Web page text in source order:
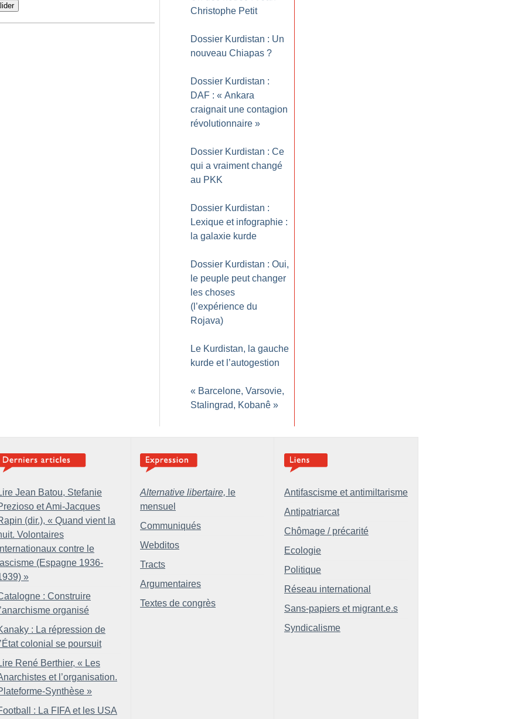
Christophe Petit
Dossier Kurdistan : Un
nouveau Chiapas ?
Dossier Kurdistan :
DAF : « Ankara
craignait une contagion
révolutionnaire »
Dossier Kurdistan : Ce
qui a vraiment changé
au PKK
Dossier Kurdistan :
Lexique et infographie :
la galaxie kurde
Dossier Kurdistan : Oui,
le peuple peut changer
les choses
(l’expérience du
Rojava)
Le Kurdistan, la gauche
kurde et l’autogestion
« Barcelone, Varsovie,
Stalingrad, Kobanê »
Jean Batou, Stefanie
et Ami-Jacques
(dir.), « Quand vient la
Volontaires
contre le
(Espagne 1936-
»
: Construire
l’anarchisme organisé
: La répression de
l’État colonial se poursuit
René Berthier, « Les
et l’organisation.
Synthèse »
: La FIFA et les USA
Alternative libertaire, le
mensuel
Communiqués
Webditos
Tracts
Argumentaires
Textes de congrès
Antifascisme et antimiltarisme
Antipatriarcat
Chômage / précarité
Ecologie
Politique
Réseau international
Sans-papiers et migrant.e.s
Syndicalisme